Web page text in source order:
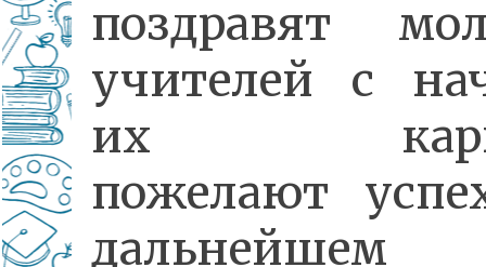
поздравят
учителей с
их
пожелают
дальнейшем